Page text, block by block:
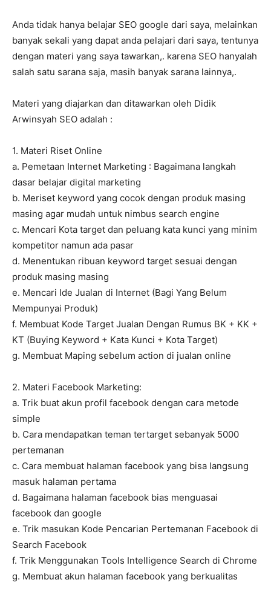
Anda tidak hanya belajar SEO google dari saya, melainkan
banyak sekali yang dapat anda pelajari dari saya, tentunya
dengan materi yang saya tawarkan,. karena SEO hanyalah
salah satu sarana saja, masih banyak sarana lainnya,.
Materi yang diajarkan dan ditawarkan oleh Didik
Arwinsyah SEO adalah :
1. Materi Riset Online
a. Pemetaan Internet Marketing : Bagaimana langkah
dasar belajar digital marketing
b. Meriset keyword yang cocok dengan produk masing
masing agar mudah untuk nimbus search engine
c. Mencari Kota target dan peluang kata kunci yang minim
kompetitor namun ada pasar
d. Menentukan ribuan keyword target sesuai dengan
produk masing masing
e. Mencari Ide Jualan di Internet (Bagi Yang Belum
Mempunyai Produk)
f. Membuat Kode Target Jualan Dengan Rumus BK + KK +
KT (Buying Keyword + Kata Kunci + Kota Target)
g. Membuat Maping sebelum action di jualan online
2. Materi Facebook Marketing:
a. Trik buat akun profil facebook dengan cara metode
simple
b. Cara mendapatkan teman tertarget sebanyak 5000
pertemanan
c. Cara membuat halaman facebook yang bisa langsung
masuk halaman pertama
d. Bagaimana halaman facebook bias menguasai
facebook dan google
e. Trik masukan Kode Pencarian Pertemanan Facebook di
Search Facebook
f. Trik Menggunakan Tools Intelligence Search di Chrome
g. Membuat akun halaman facebook yang berkualitas